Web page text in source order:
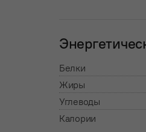
Белки
Жиры
Углеводы
Калории